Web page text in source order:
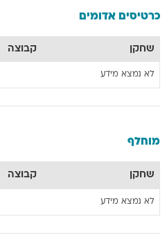
כרטיסים אדומים
שחקן קבוצה
לא נמצא מידע
מוחלף
שחקן קבוצה
לא נמצא מידע